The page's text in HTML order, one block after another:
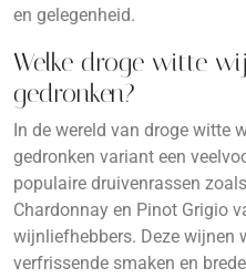
en gelegenheid.
Welke droge witte
gedronken?
In de wereld van droge witte
gedronken variant een
populaire druivenrassen
Chardonnay en Pinot Grigio
wijnliefhebbers. Deze wijnen
verfrissende smaken en